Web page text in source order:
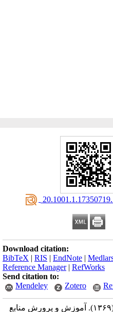
Download citation:
BibTeX | RIS | EndNote |
Reference Manager| RefWorks
Send citation to:
Mendeley
Zotero
آموزش و پرورش منابع